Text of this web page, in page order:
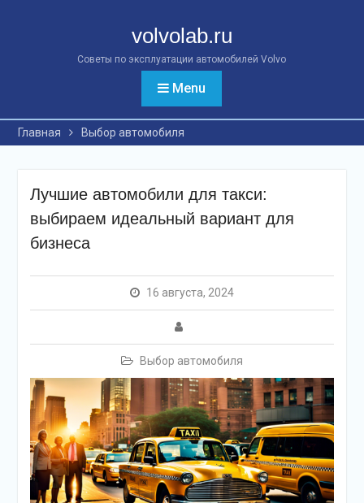
volvolab.ru
Советы по эксплуатации автомобилей Volvo
Menu
Главная Выбор автомобиля
Лучшие автомобили для такси:
выбираем идеальный вариант для
бизнеса
16 августа, 2024
Выбор автомобиля